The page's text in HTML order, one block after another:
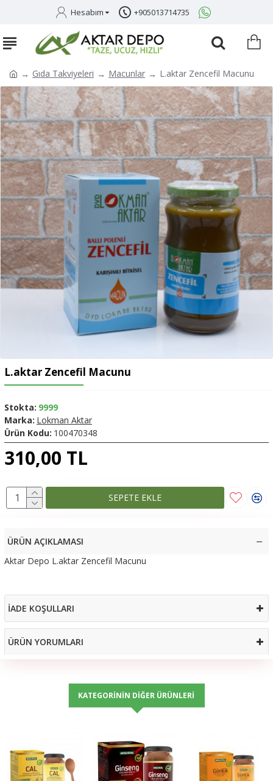
Hesabım +905013714735
Gıda Takviyeleri Macunlar L.aktar Zencefil Macunu
L.aktar Zencefil Macunu
310,00 TL
Stokta: 9999
Marka: Lokman Aktar
Ürün Kodu: 100470348
SEPETE EKLE
ÜRÜN AÇIKLAMASI
Aktar Depo L.aktar Zencefil Macunu
İADE KOŞULLARI
ÜRÜN YORUMLARI
KATEGORININ DIĞER ÜRÜNLERI